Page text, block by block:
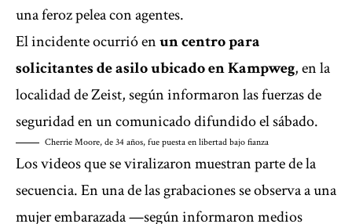
una feroz pelea con agentes.
El incidente ocurrió enun centro para
solicitantes de asilo ubicado en Kampweg, en la
localidad de Zeist, según informaron las fuerzas de
seguridaden un comunicado difundido el sábado.
Cherrie Moore, de 34 años, fue puesta en libertad bajo fianza
Los videos que se viralizaron muestran parte de la
secuencia. En una de las grabaciones se observa a una
mujer embarazada —según informaron medios